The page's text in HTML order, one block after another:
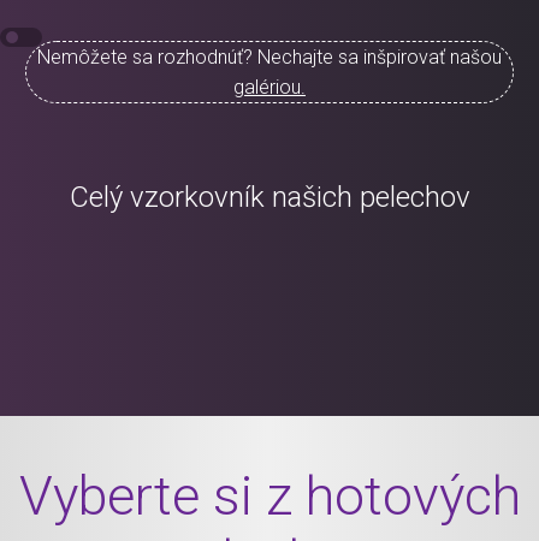
Nemôžete sa rozhodnúť? Nechajte sa inšpirovať našou
galériou.
Celý vzorkovník našich pelechov
Vyberte si z hotových